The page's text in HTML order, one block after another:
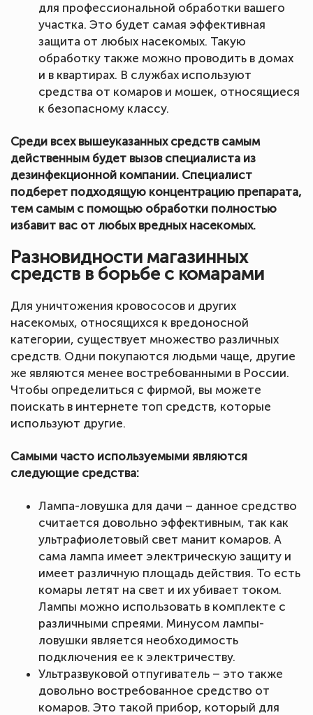
для профессиональной обработки вашего
участка. Это будет самая эффективная
защита от любых насекомых. Такую
обработку также можно проводить в домах
и в квартирах. В службах используют
средства от комаров и мошек, относящиеся
к безопасному классу.
Среди всех вышеуказанных средств самым
действенным будет вызов специалиста из
дезинфекционной компании. Специалист
подберет подходящую концентрацию препарата,
тем самым с помощью обработки полностью
избавит вас от любых вредных насекомых.
Разновидности магазинных
средств в борьбе с комарами
Для уничтожения кровососов и других
насекомых, относящихся к вредоносной
категории, существует множество различных
средств. Одни покупаются людьми чаще, другие
же являются менее востребованными в России.
Чтобы определиться с фирмой, вы можете
поискать в интернете топ средств, которые
используют другие.
Самыми часто используемыми являются
следующие средства:
Лампа-ловушка для дачи – данное средство
считается довольно эффективным, так как
ультрафиолетовый свет манит комаров. А
сама лампа имеет электрическую защиту и
имеет различную площадь действия. То есть
комары летят на свет и их убивает током.
Лампы можно использовать в комплекте с
различными спреями. Минусом лампы-
ловушки является необходимость
подключения ее к электричеству.
Ультразвуковой отпугиватель – это также
довольно востребованное средство от
комаров. Это такой прибор, который для